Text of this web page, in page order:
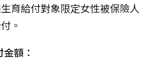
育給付對象限定女性被保險
。
額：